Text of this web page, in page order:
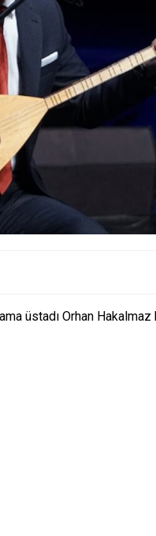
üstadı Orhan